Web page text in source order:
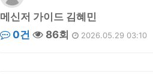
메신저 가이드 김혜민
0건
86회 2026.05.29 03:10